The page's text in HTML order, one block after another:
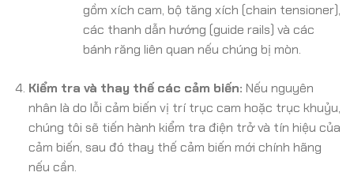
gồm xích cam, bộ tăng xích (chain tensioner),
các thanh dẫn hướng (guide rails) và các
bánh răng liên quan nếu chúng bị mòn.
Kiểm tra và thay thế các cảm biến: Nếu nguyên
nhân là do lỗi cảm biến vị trí trục cam hoặc trục khuỷu,
chúng tôi sẽ tiến hành kiểm tra điện trở và tín hiệu của
cảm biến, sau đó thay thế cảm biến mới chính hãng
nếu cần.